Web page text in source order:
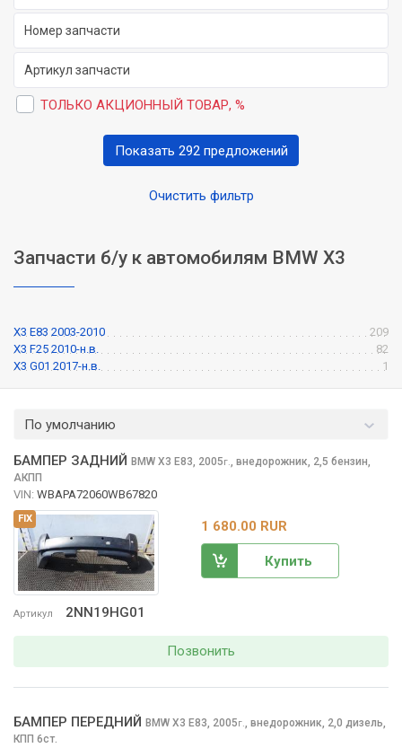
ТОЛЬКО АКЦИОННЫЙ ТОВАР, %
Очистить фильтр
Показать 292 предложений
Запчасти б/у к автомобилям BMW X3
X3 E83 2003-2010
209
X3 F25 2010-н.в.
82
X3 G01 2017-н.в.
1
По умолчанию
FIX
Артикул 2NN19HG01
БАМПЕР ЗАДНИЙ BMW X3 E83, 2005г., внедорожник, 2,5 бензин,
АКПП
VIN: WBAPA72060WB67820
1 680.00 RUR
Купить
Позвонить
БАМПЕР ПЕРЕДНИЙ BMW X3 E83, 2005г., внедорожник, 2,0 дизель,
КПП 6ст.